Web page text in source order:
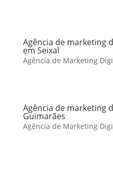
Agência de marketing
em Seixal
Agência de Marketing
Agência de marketing
Guimarães
Agência de Marketing